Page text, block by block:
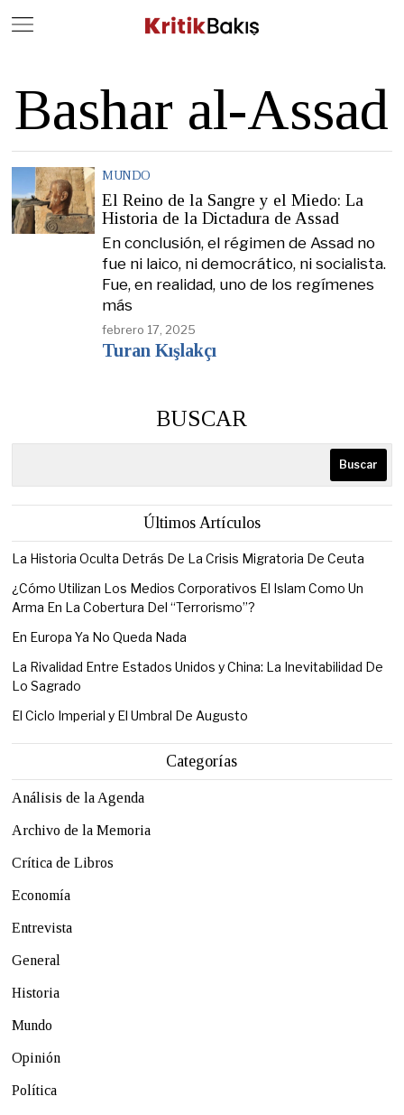
Bashar al-Assad
MUNDO
El Reino de la Sangre y el Miedo: La
Historia de la Dictadura de Assad
En conclusión, el régimen de Assad no
fue ni laico, ni democrático, ni socialista.
Fue, en realidad, uno de los regímenes
más
febrero 17, 2025
Turan Kışlakçı
BUSCAR
Buscar
Últimos Artículos
La Historia Oculta Detrás De La Crisis Migratoria De Ceuta
¿Cómo Utilizan Los Medios Corporativos El Islam Como Un
Arma En La Cobertura Del “Terrorismo”?
En Europa Ya No Queda Nada
La Rivalidad Entre Estados Unidos y China: La Inevitabilidad De
Lo Sagrado
El Ciclo Imperial y El Umbral De Augusto
Categorías
Análisis de la Agenda
Archivo de la Memoria
Crítica de Libros
Economía
Entrevista
General
Historia
Mundo
Opinión
Política